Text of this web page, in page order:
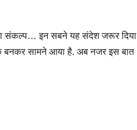
संकल्प… इन सबने यह संदेश जरूर दिया
बनकर सामने आया है. अब नजर इस बात